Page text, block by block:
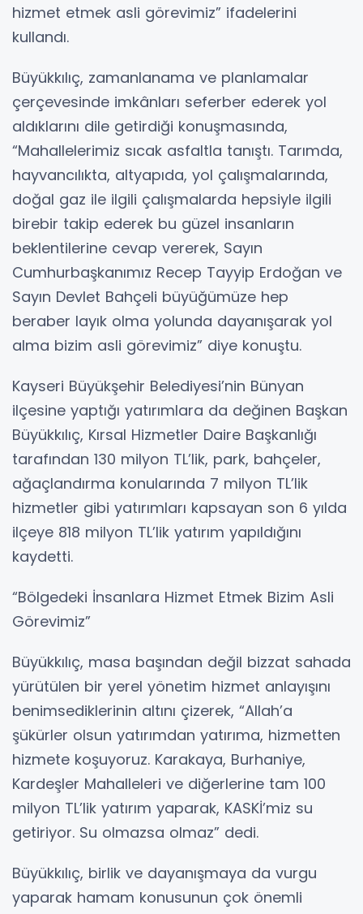
hizmet etmek asli görevimiz” ifadelerini
kullandı.
Büyükkılıç, zamanlanama ve planlamalar
çerçevesinde imkânları seferber ederek yol
aldıklarını dile getirdiği konuşmasında,
“Mahallelerimiz sıcak asfaltla tanıştı. Tarımda,
hayvancılıkta, altyapıda, yol çalışmalarında,
doğal gaz ile ilgili çalışmalarda hepsiyle ilgili
birebir takip ederek bu güzel insanların
beklentilerine cevap vererek, Sayın
Cumhurbaşkanımız Recep Tayyip Erdoğan ve
Sayın Devlet Bahçeli büyüğümüze hep
beraber layık olma yolunda dayanışarak yol
alma bizim asli görevimiz” diye konuştu.
Kayseri Büyükşehir Belediyesi’nin Bünyan
ilçesine yaptığı yatırımlara da değinen Başkan
Büyükkılıç, Kırsal Hizmetler Daire Başkanlığı
tarafından 130 milyon TL’lik, park, bahçeler,
ağaçlandırma konularında 7 milyon TL’lik
hizmetler gibi yatırımları kapsayan son 6 yılda
ilçeye 818 milyon TL’lik yatırım yapıldığını
kaydetti.
“Bölgedeki İnsanlara Hizmet Etmek Bizim Asli
Görevimiz”
Büyükkılıç, masa başından değil bizzat sahada
yürütülen bir yerel yönetim hizmet anlayışını
benimsediklerinin altını çizerek, “Allah’a
şükürler olsun yatırımdan yatırıma, hizmetten
hizmete koşuyoruz. Karakaya, Burhaniye,
Kardeşler Mahalleleri ve diğerlerine tam 100
milyon TL’lik yatırım yaparak, KASKİ’miz su
getiriyor. Su olmazsa olmaz” dedi.
Büyükkılıç, birlik ve dayanışmaya da vurgu
yaparak hamam konusunun çok önemli